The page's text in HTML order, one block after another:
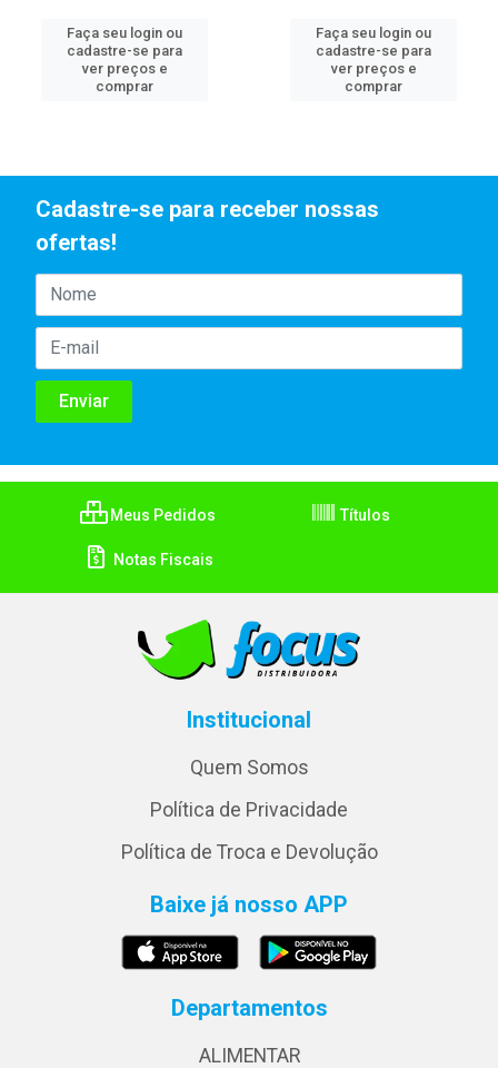
Faça seu login ou
cadastre-se para
ver preços e
comprar
Faça seu login ou
cadastre-se para
ver preços e
comprar
Cadastre-se para receber nossas
ofertas!
Meus Pedidos Títulos
Notas Fiscais
Institucional
Quem Somos
Política de Privacidade
Política de Troca e Devolução
Baixe já nosso APP
Departamentos
ALIMENTAR